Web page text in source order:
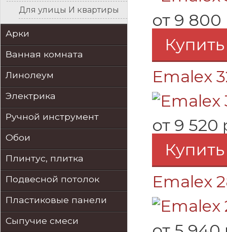
Для улицы И квартиры
Арки
Ванная комната
Линолеум
Электрика
Ручной инструмент
Обои
Плинтус, плитка
Подвесной потолок
Пластиковые панели
Сыпучие смеси
от 9 800
Купить
Emalex
от 9 520
Купить
Emalex